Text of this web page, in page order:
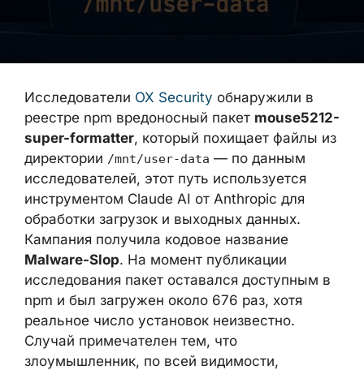
Исследователи OX Security обнаружили в
реестре npm вредоносный пакет
mouse5212-super-formatter, который
похищает файлы из директории/mnt/user-
data— по данным исследователей, этот
путь используется инструментом Claude AI
от Anthropic для обработки загрузок и
выходных данных. Кампания получила
кодовое названиеMalware-Slop. На
момент публикации исследования пакет
оставался доступным в npm и был
загружен около 676 раз, хотя реальное
число установок неизвестно. Случай
примечателен тем, что злоумышленник, по